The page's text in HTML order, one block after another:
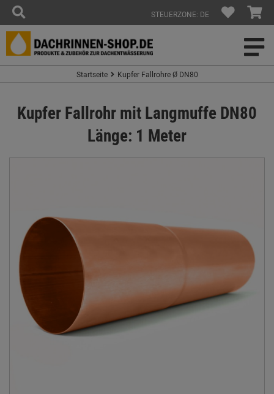
STEUERZONE: DE
Startseite Kupfer Fallrohre Ø DN80
Kupfer Fallrohr mit Langmuffe DN80
Länge: 1 Meter